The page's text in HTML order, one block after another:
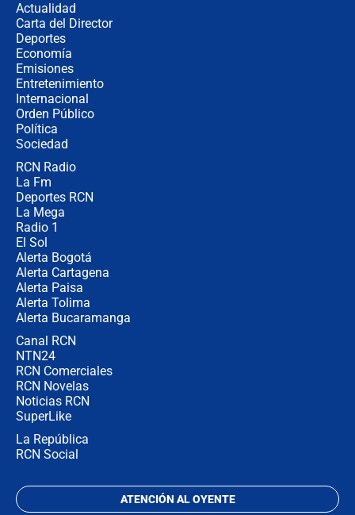
Actualidad
Carta del Director
Deportes
Economía
Emisiones
Entretenimiento
Internacional
Orden Público
Política
Sociedad
RCN Radio
La Fm
Deportes RCN
La Mega
Radio 1
El Sol
Alerta Bogotá
Alerta Cartagena
Alerta Paisa
Alerta Tolima
Alerta Bucaramanga
Canal RCN
NTN24
RCN Comerciales
RCN Novelas
Noticias RCN
SuperLike
La República
RCN Social
ATENCIÓN AL OYENTE